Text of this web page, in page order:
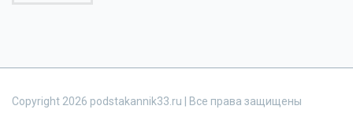
Copyright 2026 podstakannik33.ru | Все права защищены